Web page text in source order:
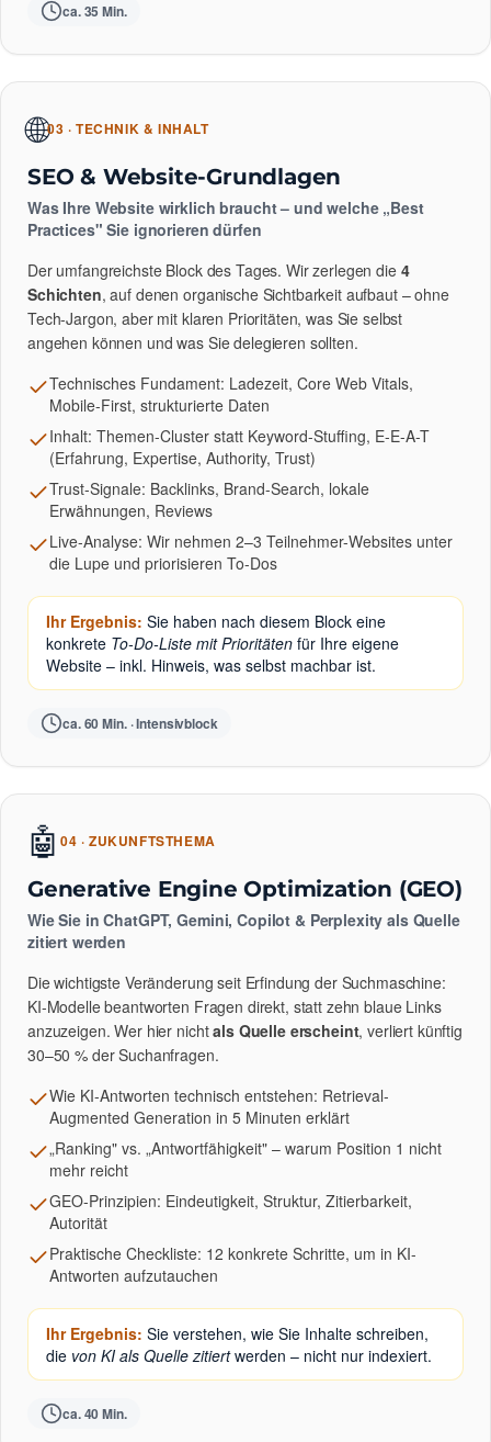
ca. 35 Min.
🌐03 · TECHNIK & INHALT
SEO & Website-Grundlagen
Was Ihre Website wirklich braucht – und welche „Best
Practices" Sie ignorieren dürfen
Der umfangreichste Block des Tages. Wir zerlegen die 4
Schichten, auf denen organische Sichtbarkeit aufbaut – ohne
Tech-Jargon, aber mit klaren Prioritäten, was Sie selbst
angehen können und was Sie delegieren sollten.
Technisches Fundament: Ladezeit, Core Web Vitals,
Mobile-First, strukturierte Daten
Inhalt: Themen-Cluster statt Keyword-Stuffing, E-E-A-T
(Erfahrung, Expertise, Authority, Trust)
Trust-Signale: Backlinks, Brand-Search, lokale
Erwähnungen, Reviews
Live-Analyse: Wir nehmen 2–3 Teilnehmer-Websites unter
die Lupe und priorisieren To-Dos
Ihr Ergebnis: Sie haben nach diesem Block eine
konkrete To-Do-Liste mit Prioritäten für Ihre eigene
Website – inkl. Hinweis, was selbst machbar ist.
ca. 60 Min. · Intensivblock
🤖 04 · ZUKUNFTSTHEMA
Generative Engine Optimization (GEO)
Wie Sie in ChatGPT, Gemini, Copilot & Perplexity als Quelle
zitiert werden
Die wichtigste Veränderung seit Erfindung der Suchmaschine:
KI-Modelle beantworten Fragen direkt, statt zehn blaue Links
anzuzeigen. Wer hier nichtals Quelle erscheint, verliert künftig
30–50 % der Suchanfragen.
Wie KI-Antworten technisch entstehen: Retrieval-
Augmented Generation in 5 Minuten erklärt
„Ranking" vs. „Antwortfähigkeit" – warum Position 1 nicht
mehr reicht
GEO-Prinzipien: Eindeutigkeit, Struktur, Zitierbarkeit,
Autorität
Praktische Checkliste: 12 konkrete Schritte, um in KI-
Antworten aufzutauchen
Ihr Ergebnis: Sie verstehen, wie Sie Inhalte schreiben,
die von KI als Quelle zitiertwerden – nicht nur indexiert.
ca. 40 Min.